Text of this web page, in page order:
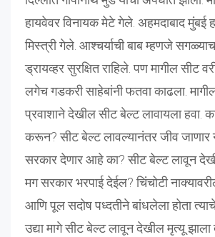
हायवेवर विनायक मेटे गेले. अहमदाबाद मुंबई
मिस्त्री गेले. आश्चर्याची बाब म्हणजे
ड्रायव्हर सुरक्षित राहिले. पण मागील सीट
लगेच गडकरी साहेबांनी फतवा काढला.
प्रवाशाने देखील सीट बेल्ट लावायला हवा.
करून? सीट बेल्ट लावल्यानंतर जीव जाणार
सरकार देणार आहे का? सीट बेल्ट लावून
मग सरकार भरपाई देईल? चिंचोटी
आणि पूल सदोष पध्दतीने बांधलेला होता
उद्या मागे सीट बेल्ट लावून देखील मृत्यू